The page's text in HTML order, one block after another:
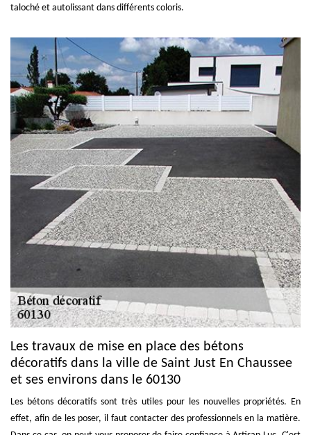
taloché et autolissant dans différents coloris.
Les travaux de mise en place des bétons
décoratifs dans la ville de Saint Just En Chaussee
et ses environs dans le 60130
Les bétons décoratifs sont très utiles pour les nouvelles propriétés. En
effet, afin de les poser, il faut contacter des professionnels en la matière.